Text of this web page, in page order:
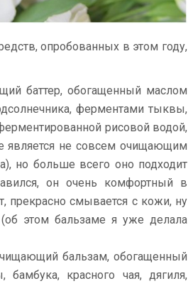
опробованных в этом году,
баттер, обогащенный маслом
ферментами тыквы,
рисовой водой,
является не совсем очищающим
но больше всего оно подходит
он очень комфортный в
прекрасно смывается с кожи, ну
этом бальзаме я уже делала
бальзам, обогащенный
бамбука, красного чая, дягиля,